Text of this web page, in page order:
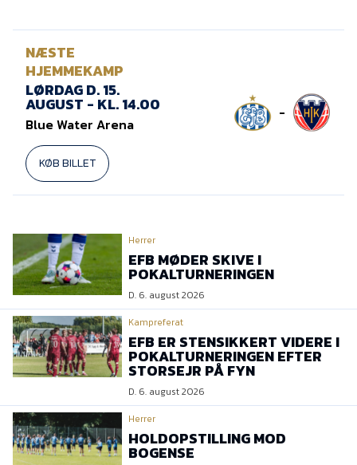
NÆSTE
HJEMMEKAMP
LØRDAG D. 15.
AUGUST - KL. 14.00
Blue Water Arena
KØB BILLET
-
Herrer
EFB MØDER SKIVE I
POKALTURNERINGEN
D. 6. august 2026
Kampreferat
EFB ER STENSIKKERT VIDERE I
POKALTURNERINGEN EFTER
STORSEJR PÅ FYN
D. 6. august 2026
Herrer
HOLDOPSTILLING MOD
BOGENSE